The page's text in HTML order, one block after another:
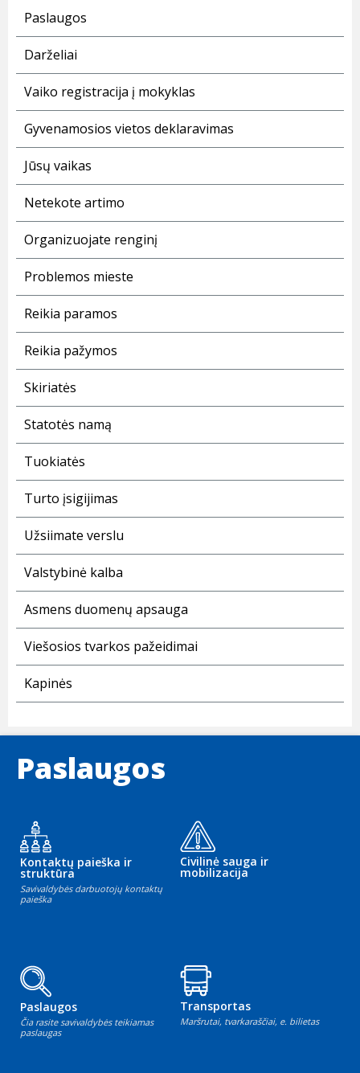
Paslaugos
Darželiai
Vaiko registracija į mokyklas
Gyvenamosios vietos deklaravimas
Jūsų vaikas
Netekote artimo
Organizuojate renginį
Problemos mieste
Reikia paramos
Reikia pažymos
Skiriatės
Statotės namą
Tuokiatės
Turto įsigijimas
Užsiimate verslu
Valstybinė kalba
Asmens duomenų apsauga
Viešosios tvarkos pažeidimai
Kapinės
Paslaugos
Kontaktų paieška ir
struktūra
Savivaldybės darbuotojų kontaktų
paieška
Civilinė sauga ir
mobilizacija
Paslaugos
Čia rasite savivaldybės teikiamas
paslaugas
Transportas
Maršrutai, tvarkaraščiai, e. bilietas